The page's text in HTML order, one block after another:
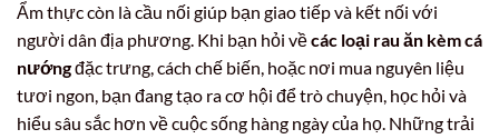
Ẩm thực còn là cầu nối giúp bạn giao tiếp và kết nối với
người dân địa phương. Khi bạn hỏi vềcác loại rau ăn kèm cá
nướngđặc trưng, cách chế biến, hoặc nơi mua nguyên liệu
tươi ngon, bạn đang tạo ra cơ hội để trò chuyện, học hỏi và
hiểu sâu sắc hơn về cuộc sống hàng ngày của họ. Những trải